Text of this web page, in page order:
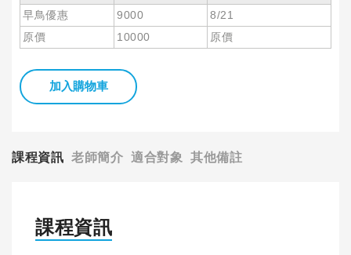
早鳥優惠
9000
8/21
原價
10000 原價
加入購物車
課程資訊 老師簡介 適合對象 其他備註
課程資訊